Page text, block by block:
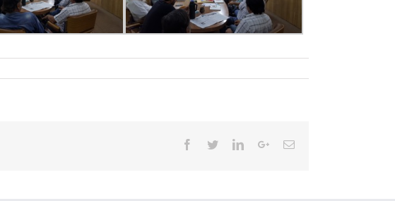
Facebook
TwitterLinkedInGoogle+Email